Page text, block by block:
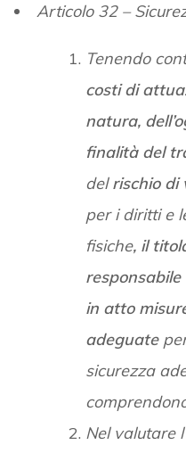
Articolo 32 –
Tenendo
costi di
natura,
finalità del
delrischio di
per i diritti e
fisiche, il
in atto
adeguate
sicurezza
Nel valutare